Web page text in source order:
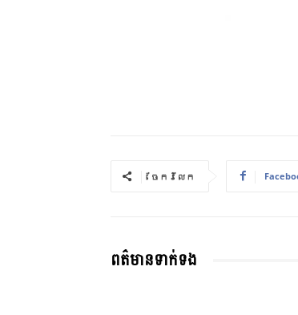
ចែករំលែក
ពត៌មានទាក់ទង